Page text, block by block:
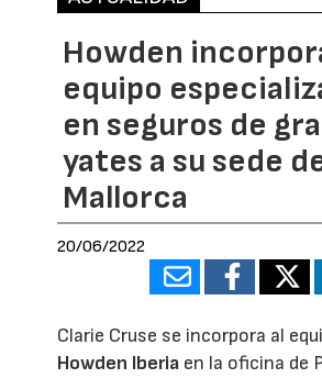
Howden
equipo
en seguros de
yates a su sede
Mallorca
20/06/2022
Clarie Cruse se incorpora al
Howden Iberia en la oficina de